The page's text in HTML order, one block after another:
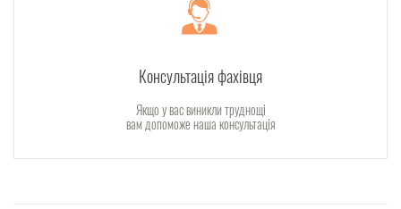
Консультація фахівця
Якщо у вас виникли труднощі
вам допоможе наша консультація